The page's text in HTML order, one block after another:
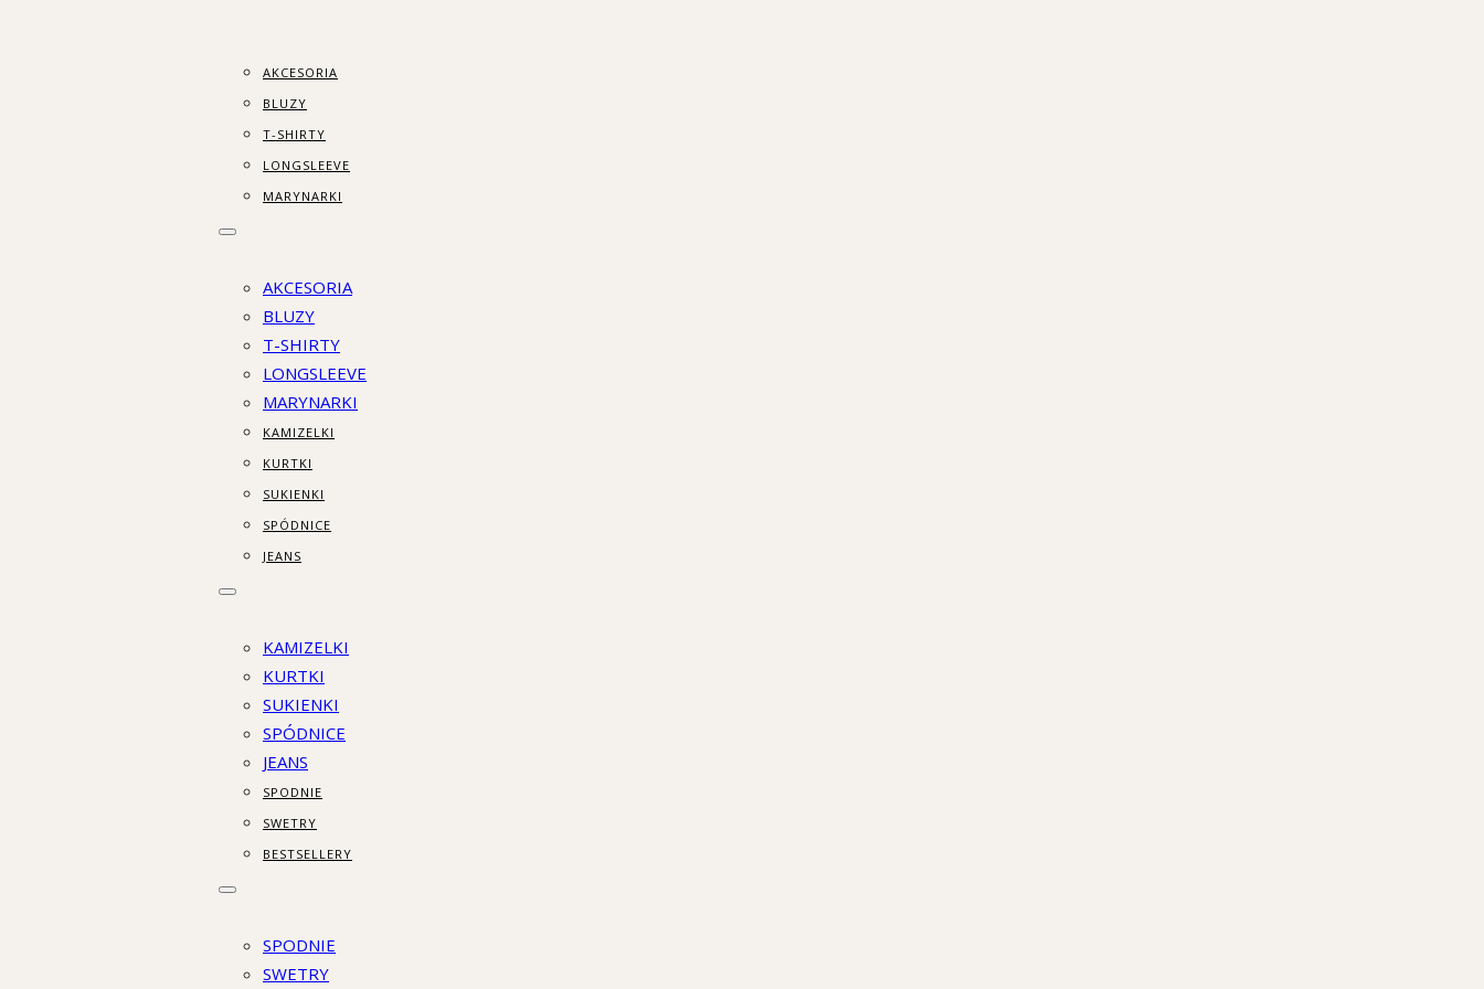
AKCESORIA
BLUZY
T-SHIRTY
LONGSLEEVE
MARYNARKI
AKCESORIA
BLUZY
T-SHIRTY
LONGSLEEVE
MARYNARKI
KAMIZELKI
KURTKI
SUKIENKI
SPÓDNICE
JEANS
KAMIZELKI
KURTKI
SUKIENKI
SPÓDNICE
JEANS
SPODNIE
SWETRY
BESTSELLERY
SPODNIE
SWETRY